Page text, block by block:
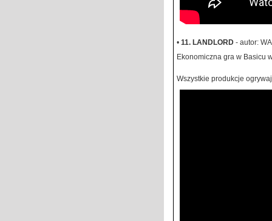
• 11. LANDLORD - autor:
Ekonomiczna gra w Basicu
Wszystkie produkcje